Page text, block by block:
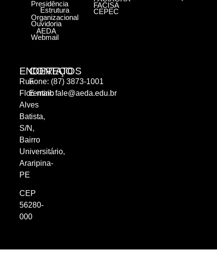
ENDEREÇO
Rua
Florentino
Alves
Batista,
S/N,
Bairro
Universitário,
Araripina-
PE
CEP
56280-
000
CONTATOS
Fone: (87) 3873-1001
E-mail:fale@aeda.edu.br
Presidência
Estrutura
Organizacional
Ouvidoria
AEDA
Webmail
FACISA
CEPEC